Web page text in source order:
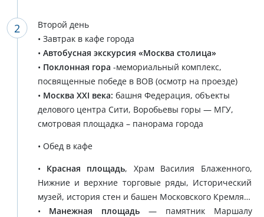
Второй день
• Завтрак в кафе города
• Автобусная экскурсия «Москва столица»
• Поклонная гора -мемориальный комплекс,
посвященные победе в ВОВ (осмотр на проезде)
• Москва XXI века: башня Федерация, объекты
делового центра Сити, Воробьевы горы — МГУ,
смотровая площадка – панорама города
• Обед в кафе
• Красная площадь, Храм Василия Блаженного,
Нижние и верхние торговые ряды, Исторический
музей, история стен и башен Московского Кремля…
• Манежная площадь — памятник Маршалу